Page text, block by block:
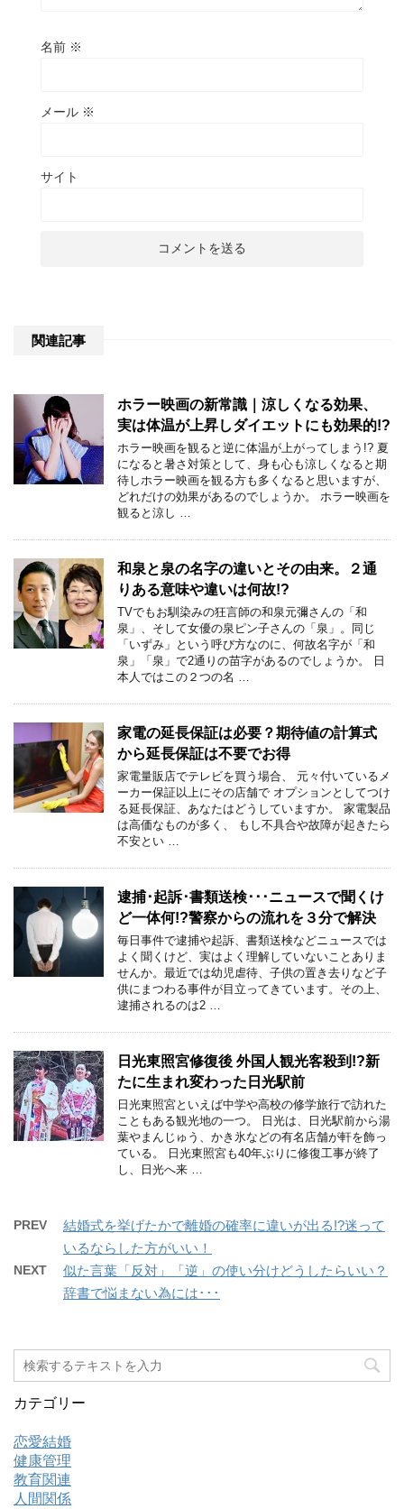
名前 ※
メール ※
サイト
関連記事
ホラー映画の新常識｜涼しくなる効果、
実は体温が上昇しダイエットにも効果的!?
ホラー映画を観ると逆に体温が上がってしまう!? 夏
になると暑さ対策として、身も心も涼しくなると期
待しホラー映画を観る方も多くなると思いますが、
どれだけの効果があるのでしょうか。 ホラー映画を
観ると涼し …
和泉と泉の名字の違いとその由来。２通
りある意味や違いは何故!?
TVでもお馴染みの狂言師の和泉元彌さんの「和
泉」、そして女優の泉ピン子さんの「泉」。同じ
「いずみ」という呼び方なのに、何故名字が「和
泉」「泉」で2通りの苗字があるのでしょうか。 日
本人ではこの２つの名 …
家電の延長保証は必要？期待値の計算式
から延長保証は不要でお得
家電量販店でテレビを買う場合、 元々付いているメ
ーカー保証以上にその店舗で オプションとしてつけ
る延長保証、あなたはどうしていますか。 家電製品
は高価なものが多く、 もし不具合や故障が起きたら
不安とい …
逮捕･起訴･書類送検･･･ニュースで聞くけ
ど一体何!?警察からの流れを３分で解決
毎日事件で逮捕や起訴、書類送検などニュースでは
よく聞くけど、実はよく理解していないことありま
せんか。最近では幼児虐待、子供の置き去りなど子
供にまつわる事件が目立ってきています。その上、
逮捕されるのは2 …
日光東照宮修復後 外国人観光客殺到!?新
たに生まれ変わった日光駅前
日光東照宮といえば中学や高校の修学旅行で訪れた
こともある観光地の一つ。 日光は、日光駅前から湯
葉やまんじゅう、かき氷などの有名店舗が軒を飾っ
ている。 日光東照宮も40年ぶりに修復工事が終了
し、日光へ来 …
PREV
結婚式を挙げたかで離婚の確率に違いが出る!?迷って
いるならした方がいい！
NEXT
似た言葉「反対」「逆」の使い分けどうしたらいい？
辞書で悩まない為には･･･
カテゴリー
恋愛結婚
健康管理
教育関連
人間関係